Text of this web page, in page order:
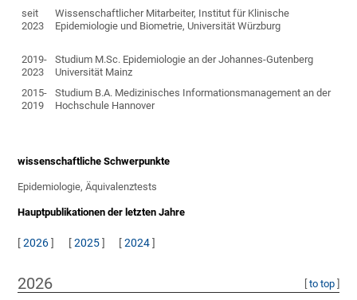
seit
2023
Wissenschaftlicher Mitarbeiter, Institut für Klinische
Epidemiologie und Biometrie, Universität Würzburg
2019-
2023
Studium M.Sc. Epidemiologie an der Johannes-Gutenberg
Universität Mainz
2015-
2019
Studium B.A. Medizinisches Informationsmanagement an der
Hochschule Hannover
wissenschaftliche Schwerpunkte
Epidemiologie, Äquivalenztests
Hauptpublikationen der letzten Jahre
[2026] [2025] [2024]
2026 to top]